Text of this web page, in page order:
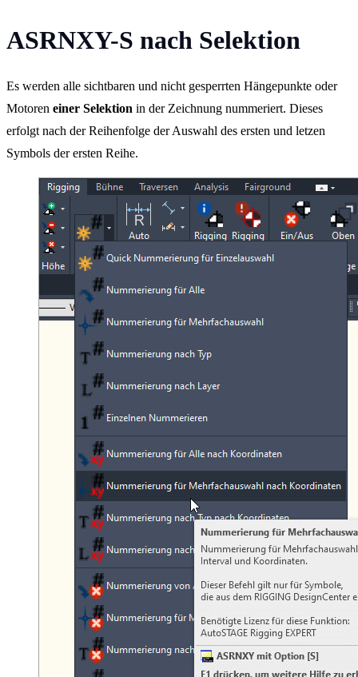
ASRNXY-S nach Selektion
Es werden alle sichtbaren und nicht gesperrten Hängepunkte oder
Motoren einer Selektion in der Zeichnung nummeriert. Dieses
erfolgt nach der Reihenfolge der Auswahl des ersten und letzen
Symbols der ersten Reihe.